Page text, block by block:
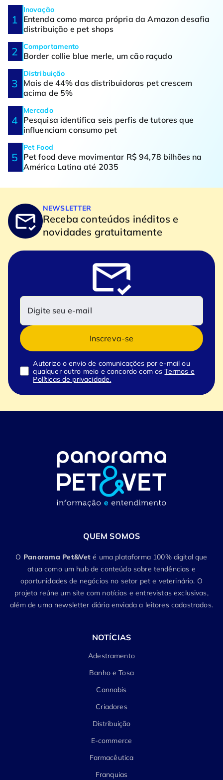
Inovação
Entenda como marca própria da Amazon desafia
distribuição e pet shops
Comportamento
Border collie blue merle, um cão raçudo
Distribuição
Mais de 44% das distribuidoras pet crescem
acima de 5%
Mercado
Pesquisa identifica seis perfis de tutores que
influenciam consumo pet
Pet Food
Pet food deve movimentar R$ 94,78 bilhões na
América Latina até 2035
NEWSLETTER
Receba conteúdos inéditos e
novidades gratuitamente
Inscreva-se
Autorizo o envio de comunicações por e-mail ou
qualquer outro meio e concordo com osTermos e
Políticas de privacidade.
QUEM SOMOS
O Panorama Pet&Vet é uma plataforma 100% digital que
atua como um hub de conteúdo sobre tendências e
oportunidades de negócios no setor pet e veterinário. O
projeto reúne um site com notícias e entrevistas exclusivas,
além de uma newsletter diária enviada a leitores cadastrados.
NOTÍCIAS
Adestramento
Banho e Tosa
Cannabis
Criadores
Distribuição
E-commerce
Farmacêutica
Franquias